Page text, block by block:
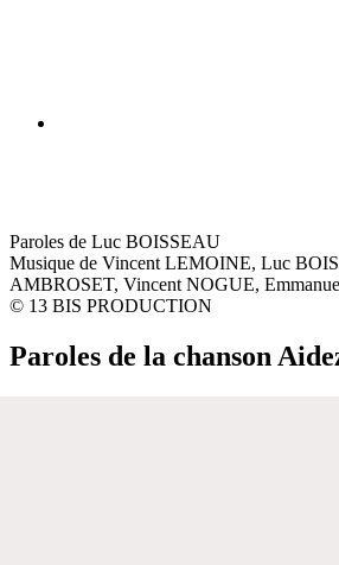
Paroles de Luc BOISSEAU
Musique de Vincent LEMOINE, Luc
AMBROSET, Vincent NOGUE,
© 13 BIS PRODUCTION
Paroles de la chanson